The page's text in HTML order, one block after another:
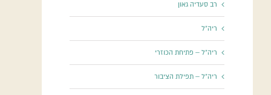
רב סעדיה גאון
ריה"ל
ריה"ל – פתיחת הכוזרי
ריה"ל – תפילת הציבור